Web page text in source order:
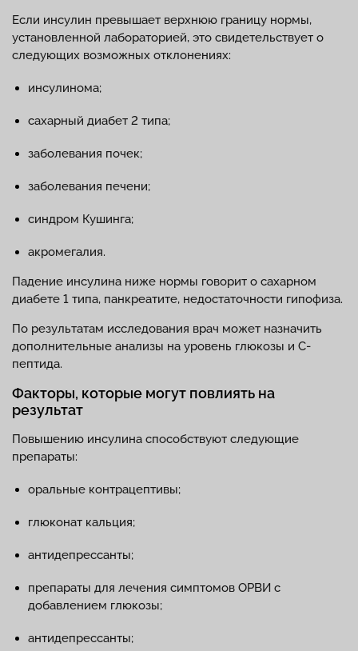
Если инсулин превышает верхнюю границу нормы,
установленной лабораторией, это свидетельствует о
следующих возможных отклонениях:
инсулинома;
сахарный диабет 2 типа;
заболевания почек;
заболевания печени;
синдром Кушинга;
акромегалия.
Падение инсулина ниже нормы говорит о сахарном
диабете 1 типа, панкреатите, недостаточности гипофиза.
По результатам исследования врач может назначить
дополнительные анализы на уровень глюкозы и С-
пептида.
Факторы, которые могут повлиять на
результат
Повышению инсулина способствуют следующие
препараты:
оральные контрацептивы;
глюконат кальция;
антидепрессанты;
препараты для лечения симптомов ОРВИ с
добавлением глюкозы;
антидепрессанты;